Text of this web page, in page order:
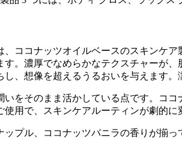
ココナッツオイルベースのスキンケ
。濃厚でなめらかなテクスチャーが
、想像を超えるうるおいを与えます。
をそのまま活かしている点です。コ
用で、スキンケアルーティンが劇的に
プル、ココナッツバニラの香りが揃っ